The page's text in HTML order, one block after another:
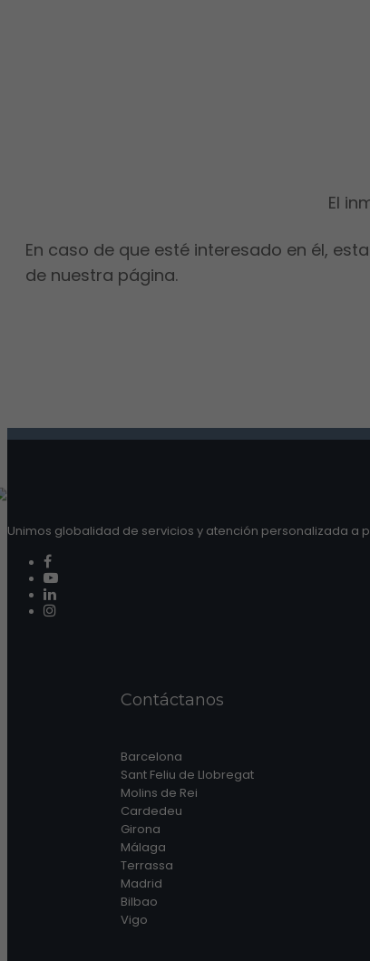
El
En caso de que esté interesado en él,
de nuestra página.
Unimos globalidad de servicios y atención personalizada a
Contáctanos
Barcelona
Sant Feliu de Llobregat
Molins de Rei
Cardedeu
Girona
Málaga
Terrassa
Madrid
Bilbao
Vigo